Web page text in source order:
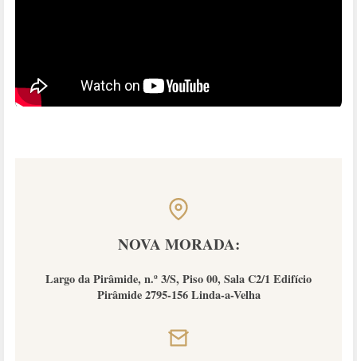
NOVA MORADA:
Largo da Pirâmide, n.º 3/S, Piso 00, Sala C2/1 Edifício
Pirâmide 2795-156 Linda-a-Velha